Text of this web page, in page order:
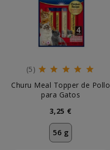
(5)
Churu Meal Topper de Pollo
para Gatos
3,25 €
56 g